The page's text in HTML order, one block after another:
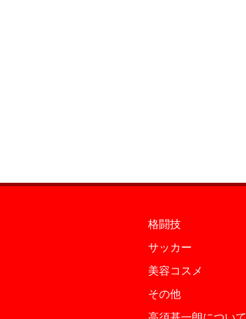
格闘技
サッカー
美容コスメ
その他